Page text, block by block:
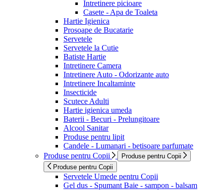
Intretinere picioare
Casete - Apa de Toaleta
Hartie Igienica
Prosoape de Bucatarie
Servetele
Servetele la Cutie
Batiste Hartie
Intretinere Camera
Intretinere Auto - Odorizante auto
Intretinere Incaltaminte
Insecticide
Scutece Adulti
Hartie igienica umeda
Baterii - Becuri - Prelungitoare
Alcool Sanitar
Produse pentru lipit
Candele - Lumanari - betisoare parfumate
Produse pentru Copii
Produse pentru Copii
Produse pentru Copii
Servetele Umede pentru Copii
Gel dus - Spumant Baie - sampon - balsam